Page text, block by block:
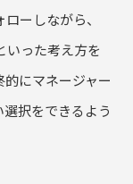
ーしながら、
いった考え方を
にマネージャー
択をできるよう